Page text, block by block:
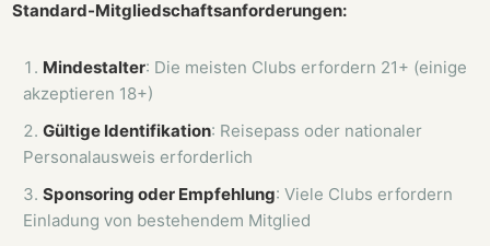
Standard-Mitgliedschaftsanforderungen:
Mindestalter: Die meisten Clubs erfordern 21+ (einige
akzeptieren 18+)
Gültige Identifikation: Reisepass oder nationaler
Personalausweis erforderlich
Sponsoring oder Empfehlung: Viele Clubs erfordern
Einladung von bestehendem Mitglied